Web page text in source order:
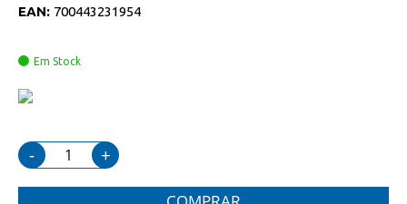
EAN: 700443231954
Em Stock
- +